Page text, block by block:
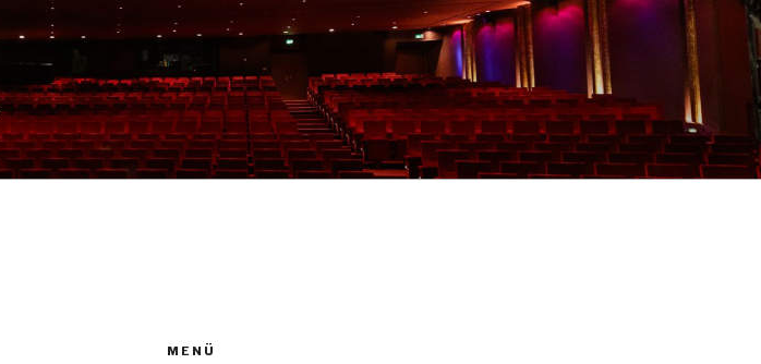
MENÜ